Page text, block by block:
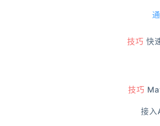
技巧 快
技巧
接入